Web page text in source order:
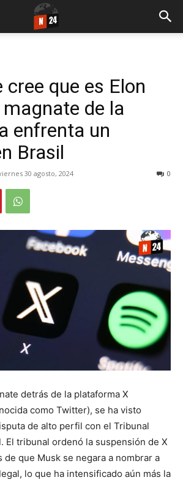
cree que es Elon
de la
enfrenta un
Brasil
30 agosto, 2024 0
detrás de la plataforma X
como Twitter), se ha visto
de alto perfil con el Tribunal
El tribunal ordenó la suspensión de X
de que Musk se negara a nombrar a
lo que ha intensificado aún más la